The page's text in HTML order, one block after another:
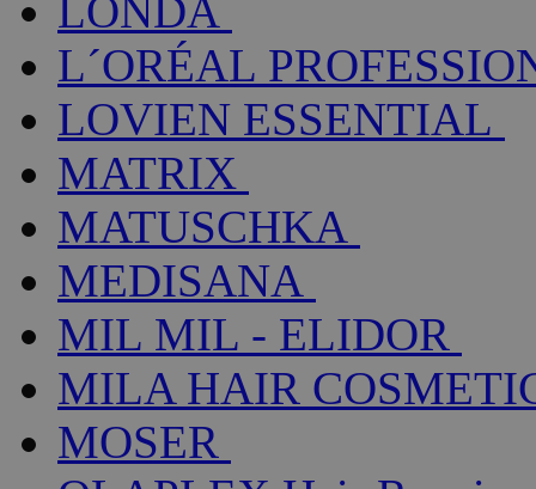
LONDA
L´ORÉAL
LOVIEN ESSENTIAL
MATRIX
MATUSCHKA
MEDISANA
MIL MIL - ELIDOR
MILA HAIR
MOSER